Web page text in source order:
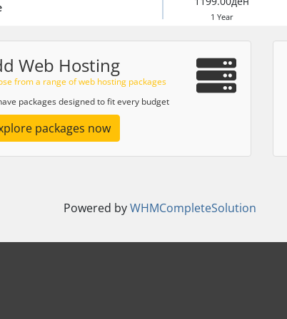
1 Year
Web Hosting
from a range of web hosting packages
packages designed to fit every budget
packages now
Powered byWHMCompleteSolution